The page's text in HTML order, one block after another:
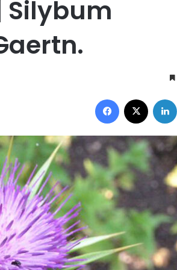
Silybum